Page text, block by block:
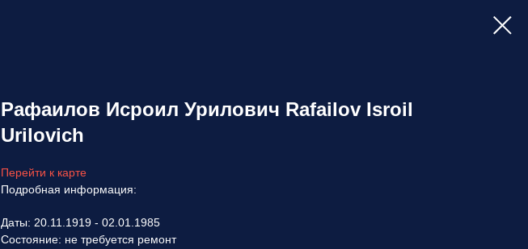
Рафаилов Исроил Урилович Rafailov Isroil
Urilovich
Перейти к карте
Подробная информация:
Даты: 20.11.1919 - 02.01.1985
Состояние: не требуется ремонт